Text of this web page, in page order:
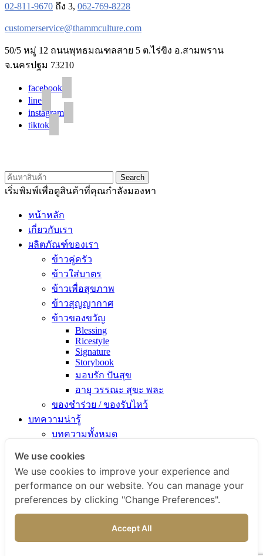
02-811-9670 ถึง 3, 062-769-8228
customerservice@thammculture.com
50/5 หมู่ 12 ถนนพุทธมณฑลสาย 5 ต.ไร่ขิง อ.สามพราน
จ.นครปฐม 73210
facebook
line
instagram
tiktok
Search
เริ่มพิมพ์เพื่อดูสินค้าที่คุณกำลังมองหา
หน้าหลัก
เกี่ยวกับเรา
ผลิตภัณฑ์ของเรา
ข้าวคู่ครัว
ข้าวใส่บาตร
ข้าวเพื่อสุขภาพ
ข้าวสุญญากาศ
ข้าวของขวัญ
Blessing
Ricestyle
Signature
Storybook
มอบรัก ปันสุข
อายุ วรรณะ สุขะ พละ
ของชำร่วย / ของรับไหว้
บทความน่ารู้
บทความทั้งหมด
ไขข้อสงสัยเรื่องข้าว
คัมภีร์เข้าครัว
สารพัดเมนูอร่อย
สุขภาพดีกับข้าวธรรม
We use cookies
We use cookies to improve your experience and
performance on our website. You can manage your
preferences by clicking "Change Preferences".
Accept All